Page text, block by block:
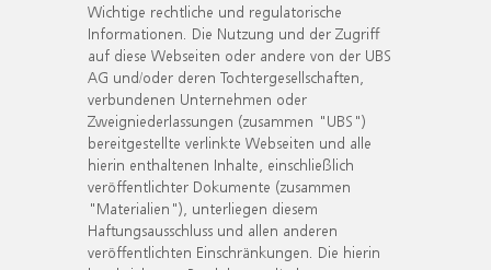
Wichtige rechtliche und regulatorische
Informationen. Die Nutzung und der Zugriff
auf diese Webseiten oder andere von der UBS
AG und/oder deren Tochtergesellschaften,
verbundenen Unternehmen oder
Zweigniederlassungen (zusammen "UBS")
bereitgestellte verlinkte Webseiten und alle
hierin enthaltenen Inhalte, einschließlich
veröffentlichter Dokumente (zusammen
"Materialien"), unterliegen diesem
Haftungsausschluss und allen anderen
veröffentlichten Einschränkungen. Die hierin